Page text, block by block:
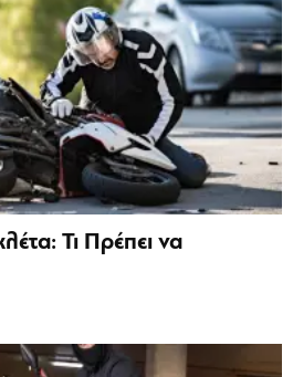
Τι Πρέπει να